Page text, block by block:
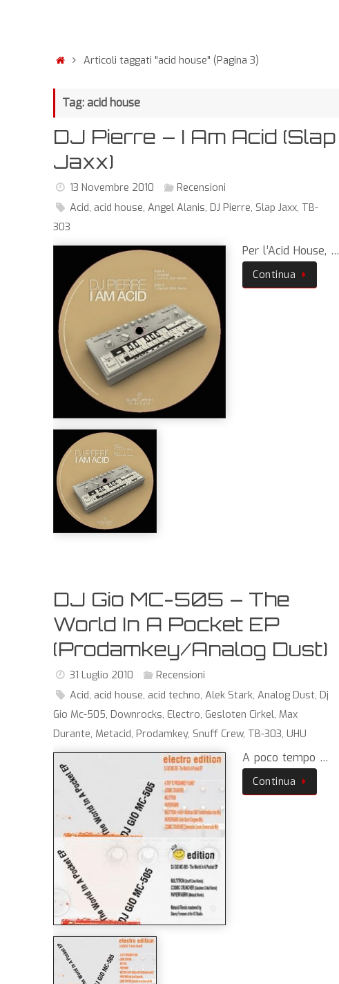
Articoli taggati "acid house" (Pagina 3)
Tag: acid house
DJ Pierre – I Am Acid (Slap
Jaxx)
13 Novembre 2010
Recensioni
Acid, acid house,Angel Alanis,DJ Pierre, Slap Jaxx, TB-
303
Per l’Acid House, …
Continua
DJ Gio MC-505 – The
World In A Pocket EP
(Prodamkey/Analog Dust)
31 Luglio 2010
Recensioni
Acid, acid house, acid techno,Alek Stark,Analog Dust,Dj
Gio Mc-505, Downrocks, Electro, Gesloten Cirkel, Max
Durante, Metacid, Prodamkey, Snuff Crew, TB-303, UHU
A poco tempo …
Continua